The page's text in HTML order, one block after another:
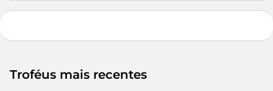
Troféus mais recentes